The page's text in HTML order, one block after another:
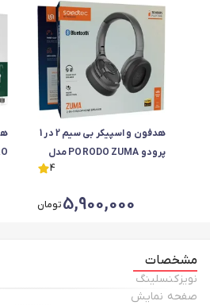
هدفون و اسپیکر بی سیم 2 در 1
پرودو PORODO ZUMA مدل
4
5,900,000تومان
مشخصات
نویزکنسلینگ
صفحه نمایش